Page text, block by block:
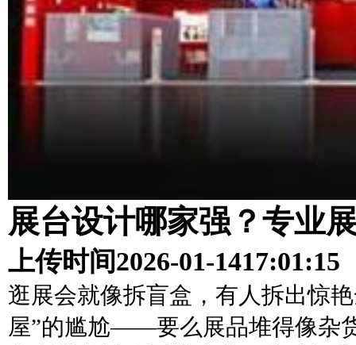
展台设计哪家强？专业
上传时间2026-01-1417:01:15
逛展会就像拆盲盒，有人拆出惊
屋”的尴尬——要么展品堆得像杂